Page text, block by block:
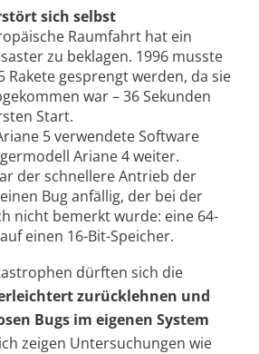
sich selbst
Raumfahrt hat ein
zu beklagen. 1996 musste
Rakete gesprengt werden, da sie
war – 36 Sekunden
Start.
5 verwendete Software
Ariane 4 weiter.
der schnellere Antrieb der
Bug anfällig, der bei der
nicht bemerkt wurde: eine 64-
einen 16-Bit-Speicher.
dürften sich die
zurücklehnen und
Bugs im eigenen System
zeigen Untersuchungen wie